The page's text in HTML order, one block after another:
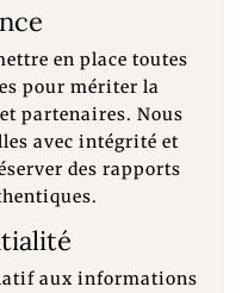
en place toutes
pour mériter la
partenaires. Nous
avec intégrité et
des rapports
aux informations